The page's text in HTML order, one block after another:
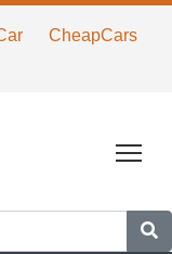
CheapCars